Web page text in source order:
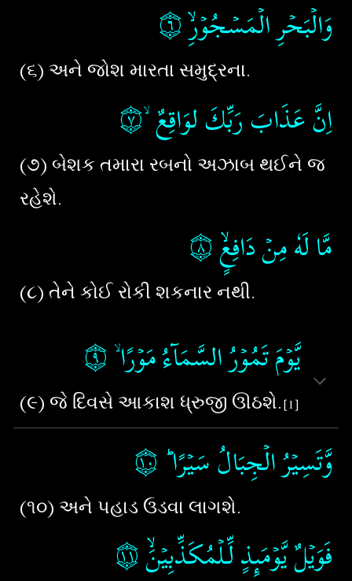
وَالۡبَحۡرِ الۡمَسۡجُوۡرِۙ‏۝٦
(૬) અને જોશ મારતા સમુદ્રના.
اِنَّ عَذَابَ رَبِّكَ لوَاقِعٌ ۙ۝٧
(૭) બેશક તમારા રબનો અઝાબ થઈને જ
રહેશે.
مَّا لَهٗ مِنۡ دَافِعٍۙ‏۝٨
(૮) તેને કોઈ રોકી શકનાર નથી.
يَّوۡمَ تَمُوۡرُ السَّمَآءُ مَوۡرًا ۙ‏۝٩
(૯) જે દિવસે આકાશ ધ્રુજી ઊઠશે.[1]
وَّتَسِيۡرُ الۡجِبَالُ سَيۡرًا ؕ۝١٠
(૧૦) અને પહાડ ઉડવા લાગશે.
فَوَيۡلٌ يَّوۡمَٮِٕذٍ لِّـلۡمُكَذِّبِيۡنَۙ‏۝١١